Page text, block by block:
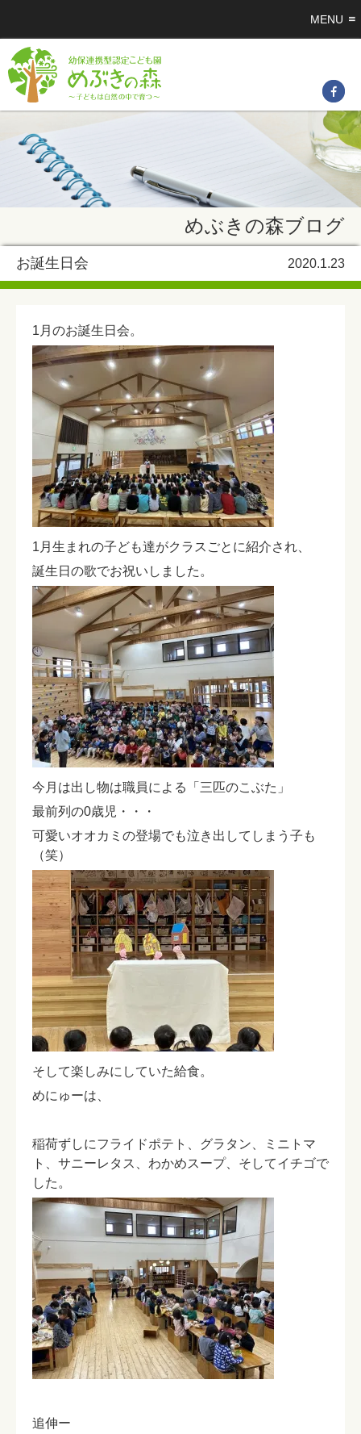
MENU
めぶきの森ブログ
お誕生日会 2020.1.23
1月のお誕生日会。
1月生まれの子ども達がクラスごとに紹介され、
誕生日の歌でお祝いしました。
今月は出し物は職員による「三匹のこぶた」
最前列の0歳児・・・
可愛いオオカミの登場でも泣き出してしまう子も
（笑）
そして楽しみにしていた給食。
めにゅーは、
稲荷ずしにフライドポテト、グラタン、ミニトマ
ト、サニーレタス、わかめスープ、そしてイチゴで
した。
追伸ー